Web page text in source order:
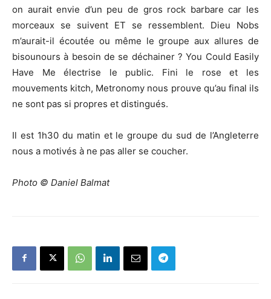
on aurait envie d’un peu de gros rock barbare car les
morceaux se suivent ET se ressemblent. Dieu Nobs
m’aurait-il écoutée ou même le groupe aux allures de
bisounours à besoin de se déchainer ? You Could Easily
Have Me électrise le public. Fini le rose et les
mouvements kitch, Metronomy nous prouve qu’au final ils
ne sont pas si propres et distingués.
Il est 1h30 du matin et le groupe du sud de l’Angleterre
nous a motivés à ne pas aller se coucher.
Photo © Daniel Balmat